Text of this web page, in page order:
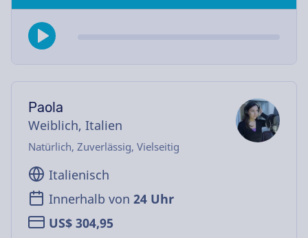
Paola
Weiblich, Italien
Natürlich, Zuverlässig, Vielseitig
Italienisch
Innerhalb von 24 Uhr
US$ 304,95